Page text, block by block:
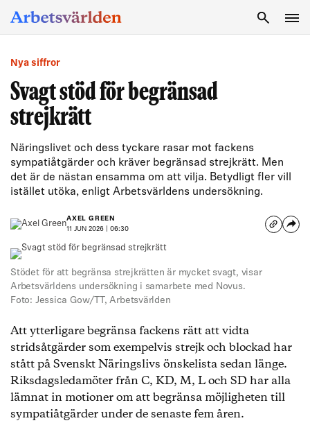
Nya siffror
Svagt stöd för begränsad
strejkrätt
Näringslivet och dess tyckare rasar mot fackens
sympatiåtgärder och kräver begränsad strejkrätt. Men
det är de nästan ensamma om att vilja. Betydligt fler vill
istället utöka, enligt Arbetsvärldens undersökning.
AXEL GREEN
11 JUN 2026 | 06:30
Stödet för att begränsa strejkrätten är mycket svagt, visar
Arbetsvärldens undersökning i samarbete med Novus.
Foto: Jessica Gow/TT, Arbetsvärlden
Att ytterligare begränsa fackens rätt att vidta
stridsåtgärder som exempelvis strejk och blockad har
stått på Svenskt Näringslivs önskelista sedan länge.
Riksdagsledamöter från C, KD, M, L och SD har alla
lämnat in motioner om att begränsa möjligheten till
sympatiåtgärder under de senaste fem åren.